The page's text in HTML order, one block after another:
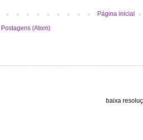
Página inicial
Postagens (Atom)
baixa